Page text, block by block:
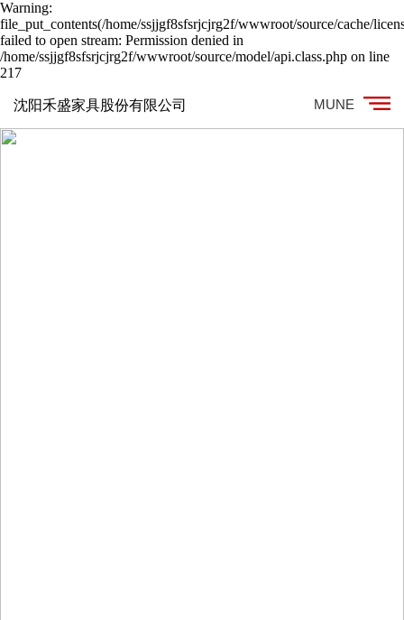
Warning:
file_put_contents(/home/ssjjgf8sfsrjcjrg2f/wwwroot/source/cache/
failed to open stream: Permission denied in
/home/ssjjgf8sfsrjcjrg2f/wwwroot/source/model/api.class.php on line
217
沈阳禾盛家具股份有限公司 MUNE